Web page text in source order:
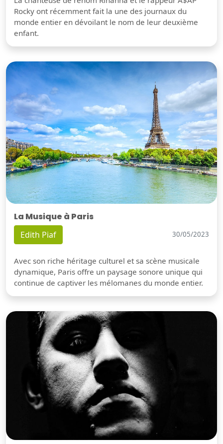
Rocky ont récemment fait la une des journaux du
monde entier en dévoilant le nom de leur deuxième
enfant.
La Musique à Paris
Edith Piaf 30/05/2023
Avec son riche héritage culturel et sa scène musicale
dynamique, Paris offre un paysage sonore unique qui
continue de captiver les mélomanes du monde entier.